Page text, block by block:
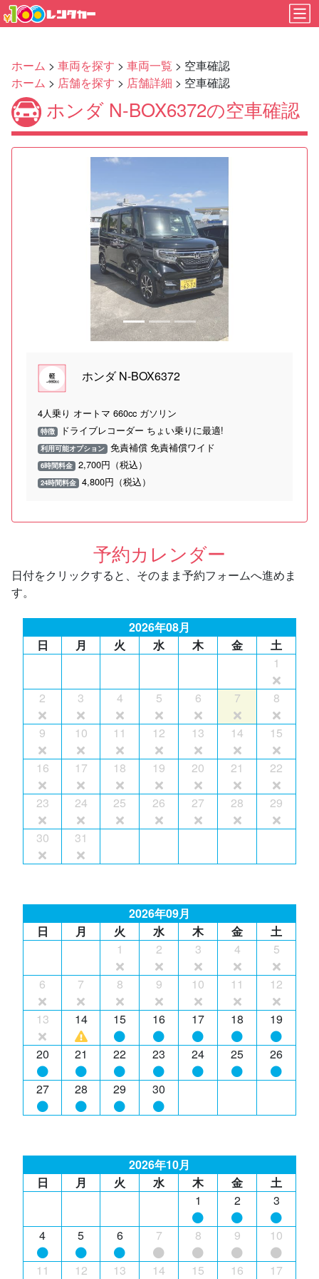
ホーム > 車両を探す > 車両一覧 > 空車確認
ホーム > 店舗を探す > 店舗詳細 > 空車確認
ホンダ N-BOX6372の空車確認
Previous
ホンダ N-BOX6372
4人乗り オートマ 660cc ガソリン
特徴 ドライブレコーダー ちょい乗りに最適!
利用可能オプション 免責補償 免責補償ワイド
6時間料金 2,700円（税込）
24時間料金 4,800円（税込）
予約カレンダー
日付をクリックすると、そのまま予約フォームへ進めま
す。
2026年08月
日
月 火 水 木 金
土
1
2 3 4 5 6 7 8
9 10 11 12 13 14 15
16 17 18 19 20 21 22
23 24 25 26 27 28 29
30 31
2026年09月
日
月 火 水 木 金
土
1
2 3 4 5
6 7 8 9 10 11 12
13 14 15 16 17 18 19
20 21 22 23 24 25 26
27 28 29 30
2026年10月
日
月 火 水 木 金
土
1
2 3
4 5 6 7 8 9 10
11 12 13 14 15 16 17